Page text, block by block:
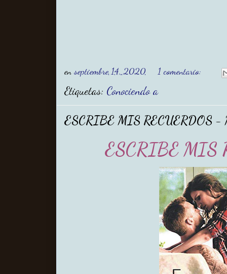
enseptiembre 14, 2020 1 comentario:
Etiquetas: Conociendo a
ESCRIBE MIS RECUERDOS -
ESCRIBE MIS